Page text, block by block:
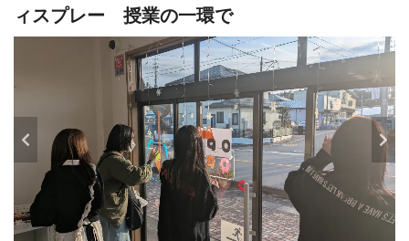
ィスプレー 授業の一環で